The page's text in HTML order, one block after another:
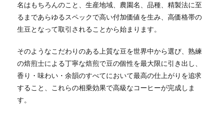
名はもちろんのこと、生産地域、農園名、品種、精製法に至
るまであらゆるスペックで高い付加価値を生み、高価格帯の
生豆となって取引されることから始まります。
そのようなこだわりのある上質な豆を世界中から選び、熟練
の焙煎士による丁寧な焙煎で豆の個性を最大限に引き出し、
香り・味わい・余韻のすべてにおいて最高の仕上がりを追求
すること、これらの相乗効果で高級なコーヒーが完成しま
す。